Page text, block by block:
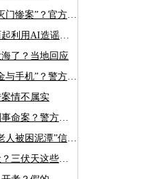
河南一地发生“五人灭门惨案”？官方回应
四川眉山公安查处两起利用AI造谣案件
了？当地回应
“遭数人拦路抢劫现金与手机”？警方通报
情不属实
上海一商业街发生刑事命案？警方通报
网传“广西水灾有一老人被困泥潭”信息属“张冠李戴”谣言
暴汗排毒？夏练三伏？三伏天这些误区别再踩啦